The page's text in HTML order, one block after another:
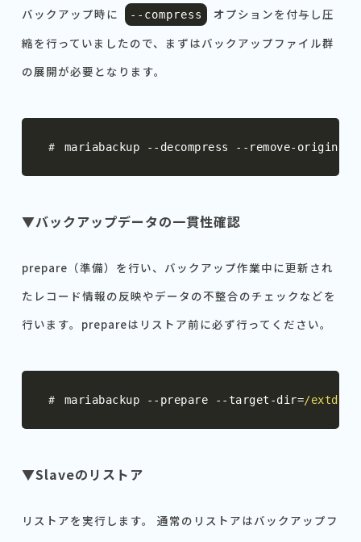
バックアップ時に -- compress
オプションを付与し圧
縮を行っていましたので、まずはバックアップファイル群
の展開が必要となります。
＃ mariabackup -- decompress -- remove- original
▼バックアップデータの一貫性確認
prepare（準備）を行い、バックアップ作業中に更新され
たレコード情報の反映やデータの不整合のチェックなどを
行います。prepareはリストア前に必ず行ってください。
＃ mariabackup -- prepare --target -dir=/
▼Slaveのリストア
リストアを実行します。 通常のリストアはバックアップフ